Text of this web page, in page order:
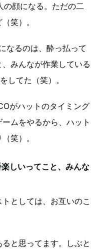
の顔になる。ただの二
笑）。
なるのは、酔っ払って
みんなが作業している
してた（笑）。
がハットのタイミング
ムをやるから、ハット
笑）。
しいってこと、みんな
としては、お互いのこ
と思ってます。しぶと